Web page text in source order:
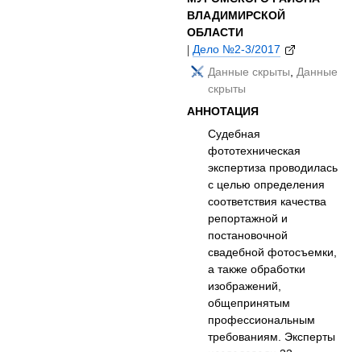
ВЛАДИМИРСКОЙ
ОБЛАСТИ
|Дело №2-3/2017
Данные скрыты,Данные
скрыты
АННОТАЦИЯ
Судебная
фототехническая
экспертиза проводилась
с целью определения
соответствия качества
репортажной и
постановочной
свадебной фотосъемки,
а также обработки
изображений,
общепринятым
профессиональным
требованиям. Эксперты